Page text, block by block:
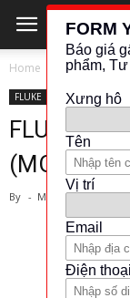
Home FLUKE
FLUKE KHÁC (ĐO
FLUKE-
By - March 29, 2019